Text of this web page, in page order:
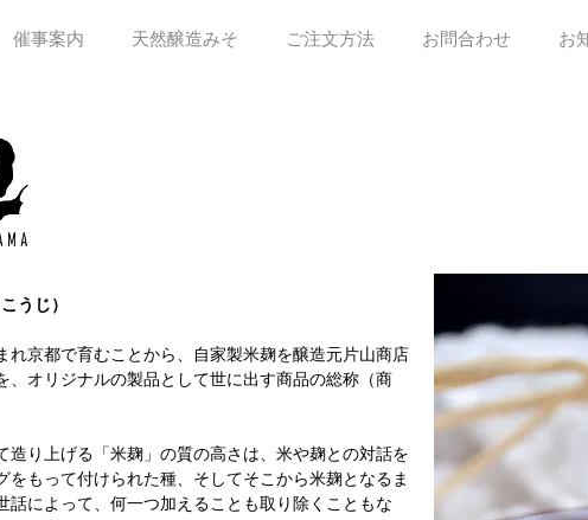
催事案内 天然醸造みそ ご注文方法 お問合わせ お
うじ）
れ京都で育むことから、自家製米麹を醸造元片山商店
、オリジナルの製品として世に出す商品の総称（商
造り上げる「米麹」の質の高さは、米や麹との対話を
をもって付けられた種、そしてそこから米麹となるま
話によって、何一つ加えることも取り除くこともな